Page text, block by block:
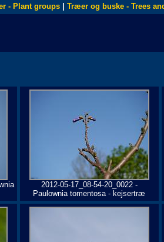
- Plant groups Træer og buske - Trees
2012-05-17_08-54-20_0022 -
Paulownia tomentosa - kejsertræ